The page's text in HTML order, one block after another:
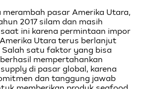
pasar Amerika Utara,
2017 silam dan masih
ini karena permintaan impor
Utara terus berlanjut
Salah satu faktor yang bisa
mempertahankan
di pasar global, karena
dan tanggung jawab